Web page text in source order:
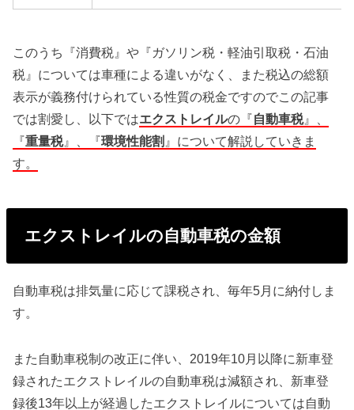
このうち『消費税』や『ガソリン税・軽油引取税・石油
税』については車種による違いがなく、また税込の総額
表示が義務付けられている性質の税金ですのでこの記事
では割愛し、以下ではエクストレイルの『自動車税』、
『重量税』、『環境性能割 』について解説していきま
す。
エクストレイルの自動車税の金額
自動車税は排気量に応じて課税され、毎年5月に納付しま
す。
また自動車税制の改正に伴い、2019年10月以降に新車登
録されたエクストレイルの自動車税は減額され、新車登
録後13年以上が経過したエクストレイルについては自動